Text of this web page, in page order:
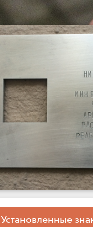
Установленные